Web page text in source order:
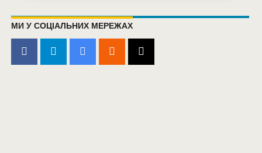
МИ У СОЦІАЛЬНИХ МЕРЕЖАХ